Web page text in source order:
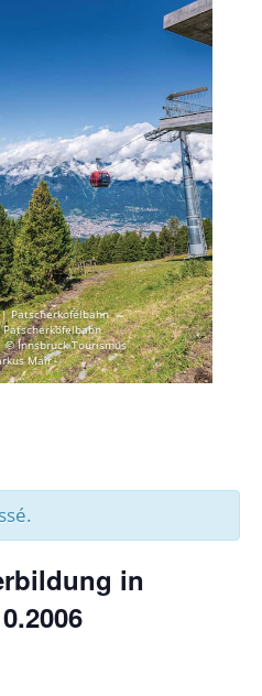
Patscherkofelbahn
Innsbruck Tourismus
Mair
in